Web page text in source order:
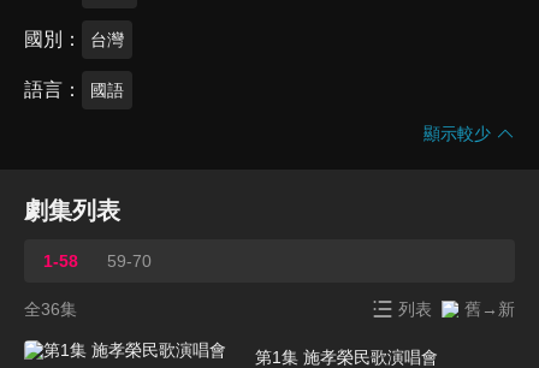
國別 台灣
語言 國語
顯示較少
劇集列表
1-58 59-70
全36集 列表 舊→新
第1集 施孝榮民歌演唱會